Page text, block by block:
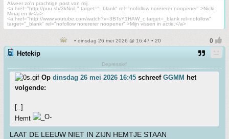
Alweer zo'n prachtige post van mij.
<a href="http://puu.sh/3kNmL" target="_blank" rel="nofollow norererer noopener" >Nicki
Minaj en ik</a>
<a href="http://www.youtube.com/watch?v=3BTsY1HAW_c target=_blank rel=nofollow"
target="_blank" rel="nofollow norererer noopener" >Mijn vissen in actie.</a>
• dinsdag 26 mei 2026 @ 16:47 • 20
Hetekip
Depressief
Op dinsdag 26 mei 2026 16:45 schreef GGMM het
volgende:
[..]
Hemt
LAAT DE LEEUW NIET IN ZIJN HEMTJE STAAN